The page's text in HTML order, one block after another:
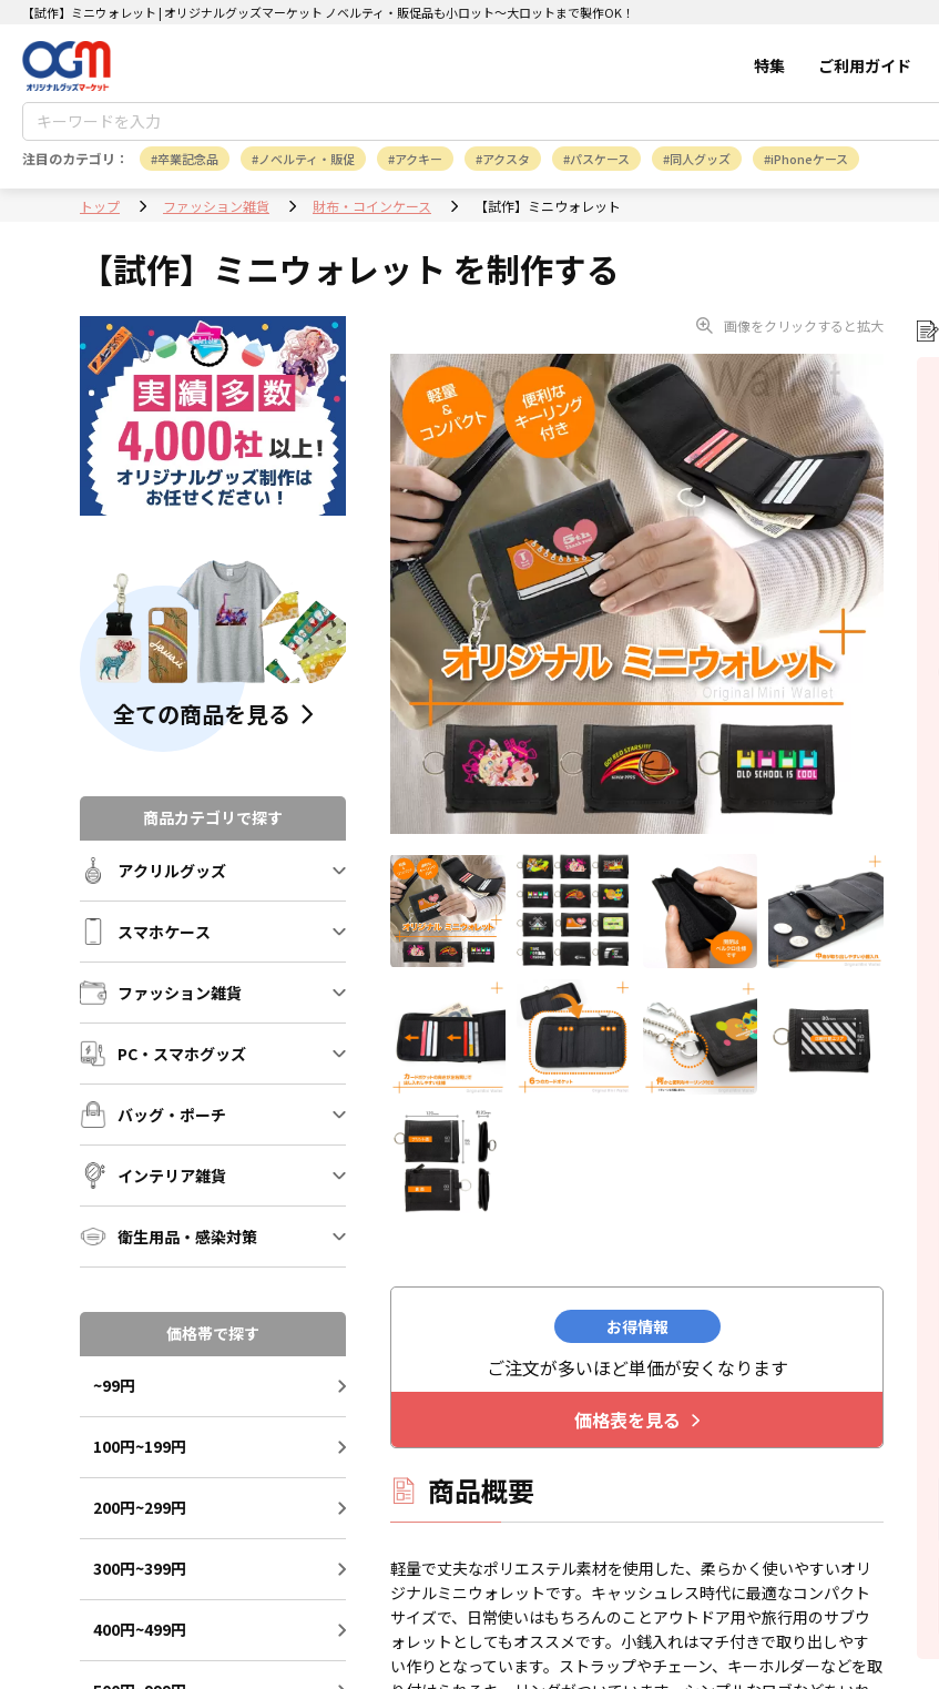
【試作】ミニウォレット | オリジナルグッズマーケット ノベルティ・販促品も小ロット～大ロットまで製作OK！
特集 ご利用ガイド
注目のカテゴリ： 卒業記念品 ノベルティ・販促 アクキー アクスタ パスケース 同人グッズ iPhoneケース
トップ ファッション雑貨 財布・コインケース 【試作】ミニウォレット
【試作】ミニウォレット を制作する
全ての商品を見る
商品カテゴリで探す
アクリルグッズ
スマホケース
ファッション雑貨
PC・スマホグッズ
バッグ・ポーチ
インテリア雑貨
衛生用品・感染対策
価格帯で探す
~99円
100円~199円
200円~299円
300円~399円
400円~499円
画像をクリックすると拡大
お得情報
ご注文が多いほど単価が安くなります
価格表を見る
商品概要
軽量で丈夫なポリエステル素材を使用した、柔らかく使いやすいオリ
ジナルミニウォレットです。キャッシュレス時代に最適なコンパクト
サイズで、日常使いはもちろんのことアウトドア用や旅行用のサブウ
ォレットとしてもオススメです。小銭入れはマチ付きで取り出しやす
い作りとなっています。ストラップやチェーン、キーホルダーなどを取